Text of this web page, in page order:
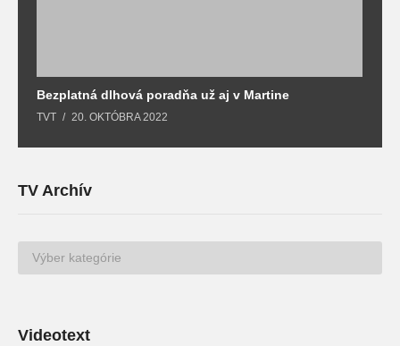
Bezplatná dlhová poradňa už aj v Martine
TVT 20. OKTÓBRA 2022
TV Archív
TV
Archív
Videotext